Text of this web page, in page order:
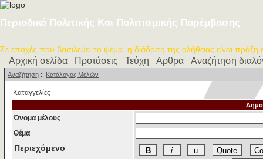
Περιοδικό Πολιτικής Και Πολιτισμικής Παρέμβασης
Σε εποχές που βασιλεύει το ψέμα, η διάδοση της αλήθειας είναι πράξη
Αρχική σελίδα Προτάσεις Τεύχη Αρθρα Αναζήτηση
Αναζήτηση :: Κατάλογος Μελών
Καταγγελίες
Όνομα μέλους
Θέμα
Περιεχόμενο